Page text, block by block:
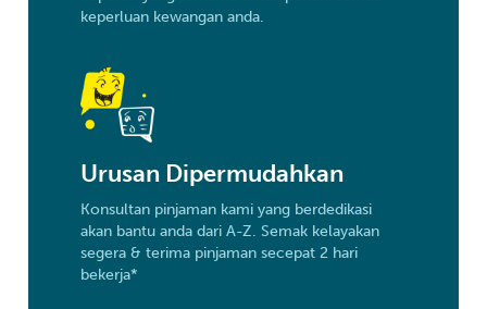
keperluan kewangan anda.
Urusan Dipermudahkan
Konsultan pinjaman kami yang berdedikasi
akan bantu anda dari A-Z. Semak kelayakan
segera & terima pinjaman secepat 2 hari
bekerja*